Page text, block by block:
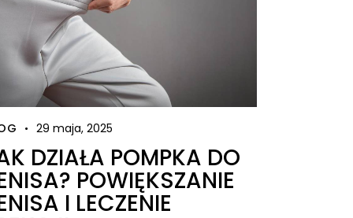
29 maja, 2025
DZIAŁA POMPKA DO
POWIĘKSZANIE
I LECZENIE